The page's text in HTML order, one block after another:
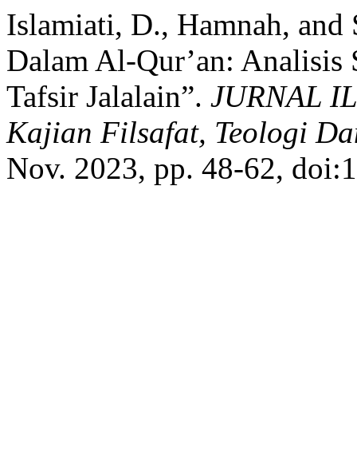
Islamiati, D., Hamnah, and
Dalam Al-Qur’an: Analisis
Tafsir Jalalain”. JURNAL
Kajian Filsafat, Teologi
Nov. 2023, pp. 48-62,